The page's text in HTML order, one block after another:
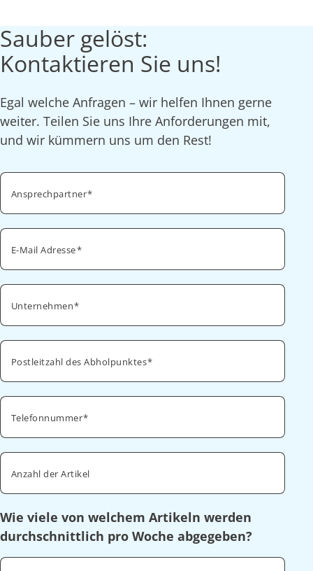
Sauber gelöst:
Kontaktieren Sie uns!
Egal welche Anfragen – wir helfen Ihnen gerne
weiter. Teilen Sie uns Ihre Anforderungen mit,
und wir kümmern uns um den Rest!
Ansprechpartner
E-Mail Adresse
Unternehmen
Postleitzahl des Abholpunktes
Telefonnummer
Anzahl der Artikel
Wie viele von welchem Artikeln werden
durchschnittlich pro Woche abgegeben?